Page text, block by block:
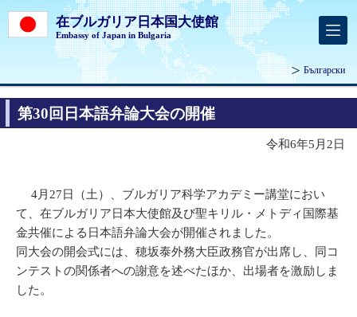
在ブルガリア日本国大使館
Embassy of Japan in Bulgaria
Български
第30回日本語弁論大会の開催
令和6年5月2日
4月27日（土）、ブルガリア科学アカデミー講堂におい
て、在ブルガリア日本大使館及び聖キリル・メトディ国際基
金共催による日本語弁論大会が開催されました。
同大会の開会式には、穂坂泰外務大臣政務官が出席し、同コ
ンテストの関係者への謝意を述べたほか、出場者を激励しま
した。